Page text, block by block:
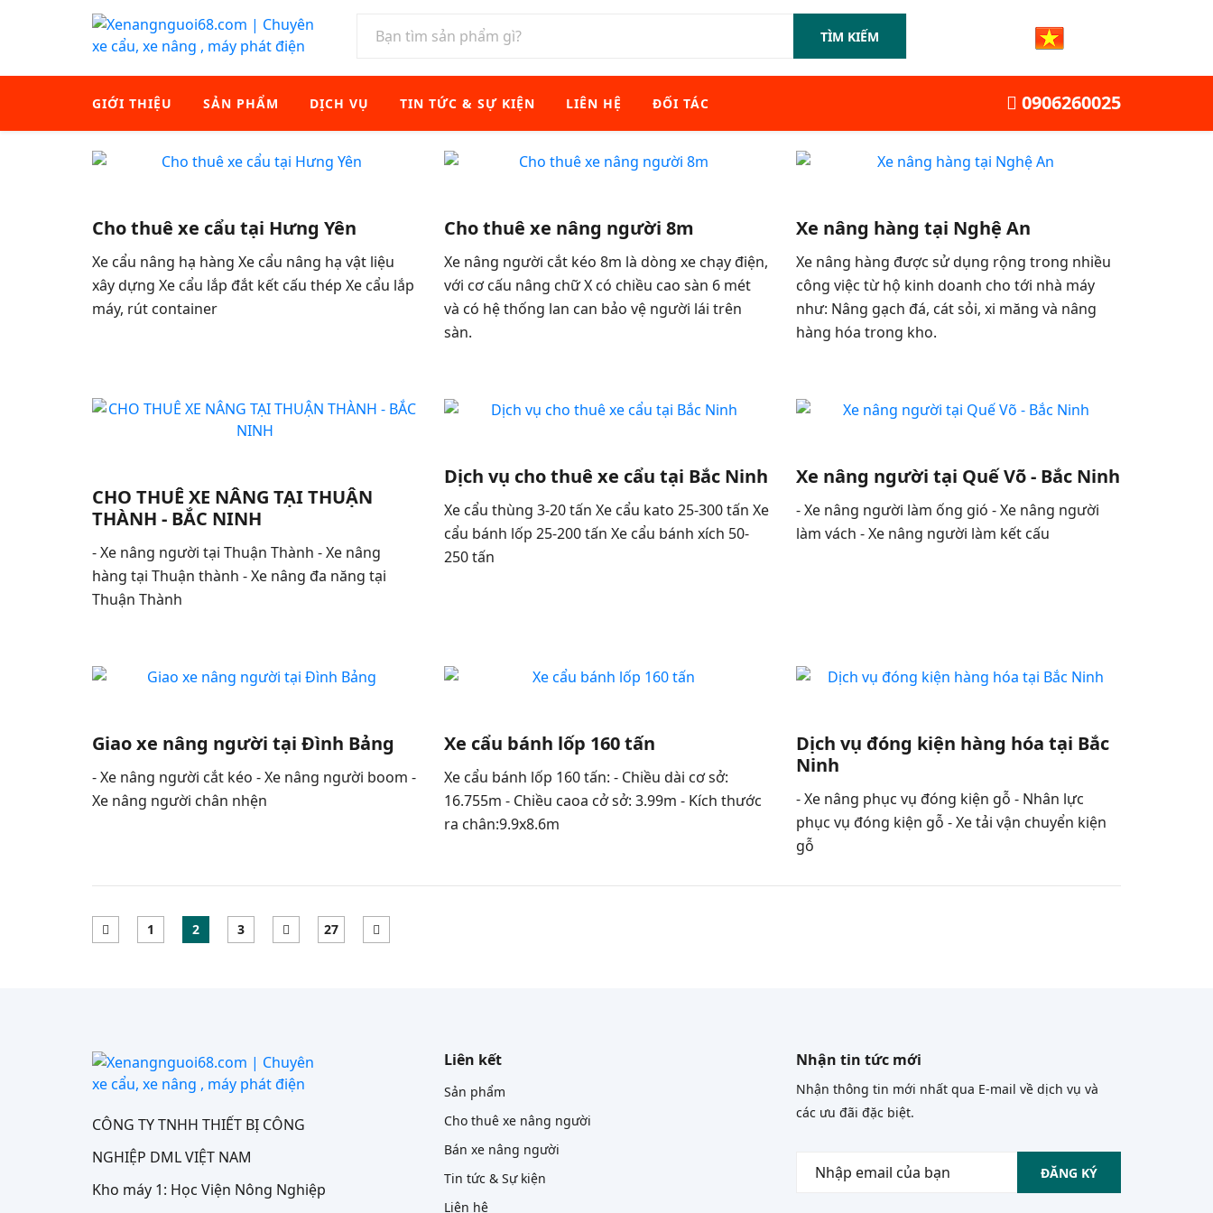
TÌM KIẾM
GIỚI THIỆU SẢN PHẨM DỊCH VỤ TIN TỨC & SỰ KIỆN LIÊN HỆ ĐỐI TÁC 0906260025
Cho thuê xe cẩu tại Hưng Yên
Xe cẩu nâng hạ hàng Xe cẩu nâng hạ vật liệu
xây dựng Xe cẩu lắp đắt kết cấu thép Xe cẩu lắp
máy, rút container
Cho thuê xe nâng người 8m
Xe nâng người cắt kéo 8m là dòng xe chạy điện,
với cơ cấu nâng chữ X có chiều cao sàn 6 mét
và có hệ thống lan can bảo vệ người lái trên
sàn.
Xe nâng hàng tại Nghệ An
Xe nâng hàng được sử dụng rộng trong nhiều
công việc từ hộ kinh doanh cho tới nhà máy
như: Nâng gạch đá, cát sỏi, xi măng và nâng
hàng hóa trong kho.
CHO THUÊ XE NÂNG TẠI THUẬN
THÀNH - BẮC NINH
- Xe nâng người tại Thuận Thành - Xe nâng
hàng tại Thuận thành - Xe nâng đa năng tại
Thuận Thành
Dịch vụ cho thuê xe cẩu tại Bắc Ninh
Xe cẩu thùng 3-20 tấn Xe cẩu kato 25-300 tấn Xe
cẩu bánh lốp 25-200 tấn Xe cẩu bánh xích 50-
250 tấn
Xe nâng người tại Quế Võ - Bắc Ninh
- Xe nâng người làm ống gió - Xe nâng người
làm vách - Xe nâng người làm kết cấu
Giao xe nâng người tại Đình Bảng
- Xe nâng người cắt kéo - Xe nâng người boom -
Xe nâng người chân nhện
Xe cẩu bánh lốp 160 tấn
Xe cẩu bánh lốp 160 tấn: - Chiều dài cơ sở:
16.755m - Chiều caoa cở sở: 3.99m - Kích thước
ra chân:9.9x8.6m
Dịch vụ đóng kiện hàng hóa tại Bắc
Ninh
- Xe nâng phục vụ đóng kiện gỗ - Nhân lực
phục vụ đóng kiện gỗ - Xe tải vận chuyển kiện
gỗ
1 2 3 27
CÔNG TY TNHH THIẾT BỊ CÔNG
NGHIỆP DML VIỆT NAM
Kho máy 1: Học Viện Nông Nghiệp
Liên kết
Sản phẩm
Cho thuê xe nâng người
Bán xe nâng người
Tin tức & Sự kiện
Liên hệ
Nhận tin tức mới
Nhận thông tin mới nhất qua E-mail về dịch vụ và
các ưu đãi đặc biệt.
ĐĂNG KÝ